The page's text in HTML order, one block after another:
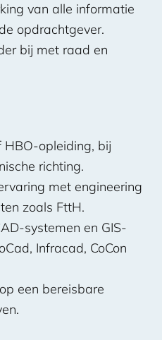
van alle informatie
opdrachtgever.
bij met raad en
HBO-opleiding, bij
richting.
met engineering
zoals FttH.
systemen en GIS-
Infracad, CoCon
een bereisbare